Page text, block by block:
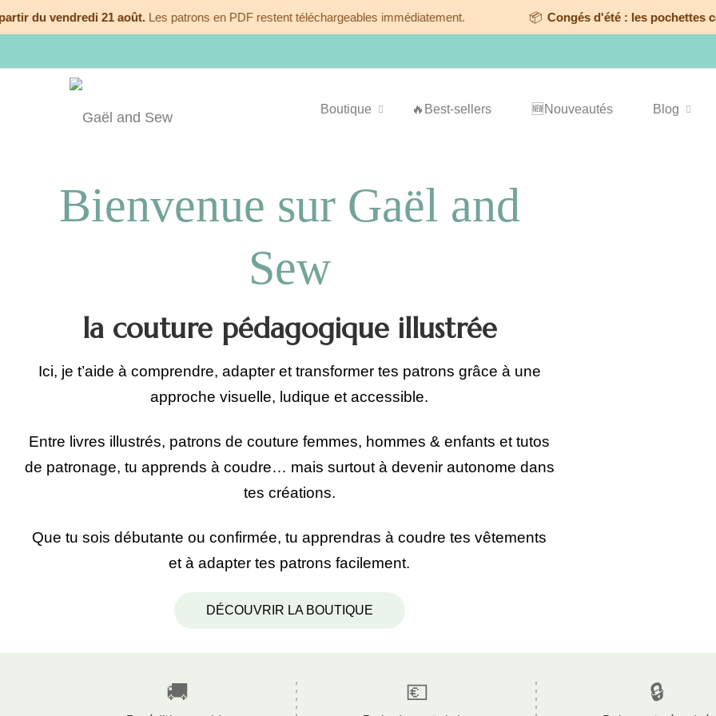
21 août. Les patrons en PDF restent téléchargeables immédiatement. Congés d'été : les pochettes
Boutique 🔥Best-sellers 🆕Nouveautés Blog
Bienvenue sur Gaël and
Sew
la couture pédagogique illustrée
Ici, je t’aide à comprendre, adapter et transformer tes patrons grâce à une
approche visuelle, ludique et accessible.
Entre livres illustrés, patrons de couture femmes, hommes & enfants et tutos
de patronage, tu apprends à coudre… mais surtout à devenir autonome dans
tes créations.
Que tu sois débutante ou confirmée, tu apprendras à coudre tes vêtements
et à adapter tes patrons facilement.
DÉCOUVRIR LA BOUTIQUE
🚚 💶 🔒